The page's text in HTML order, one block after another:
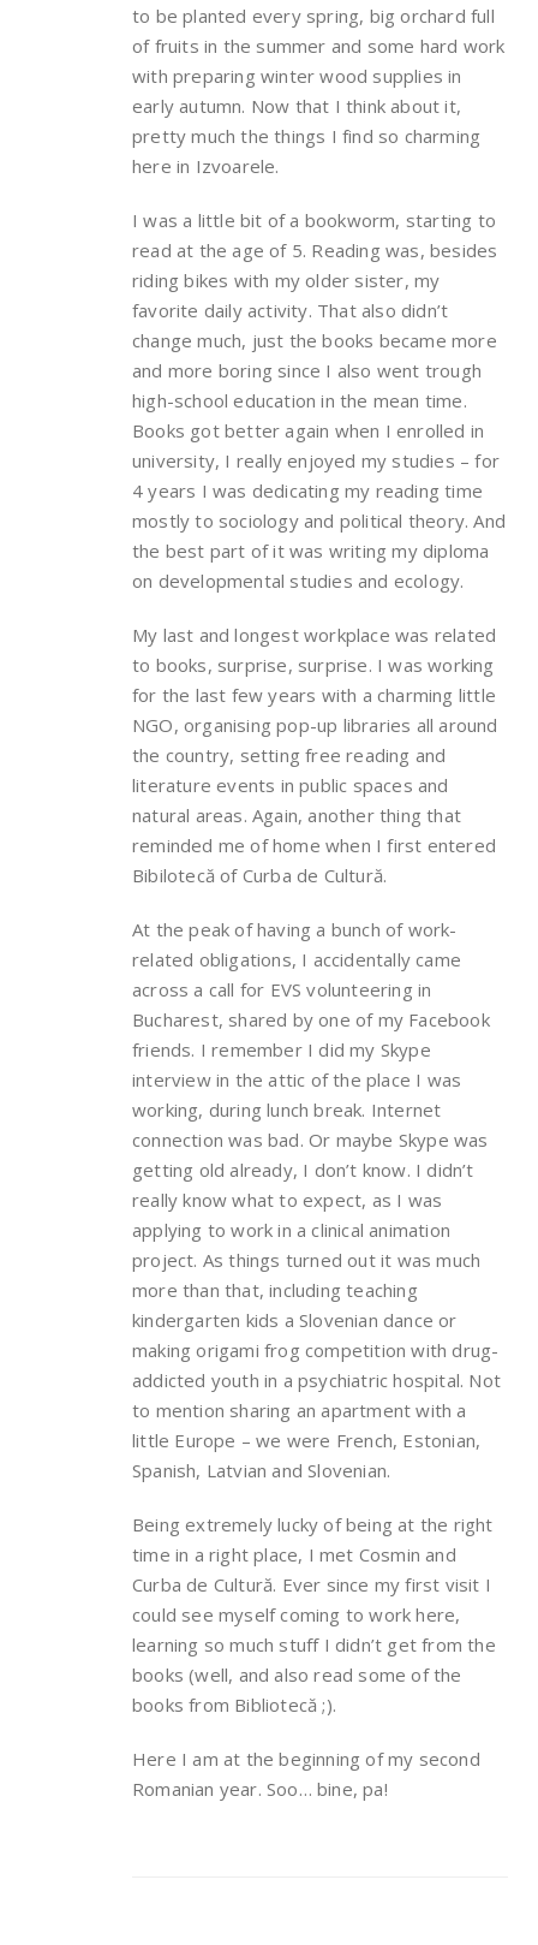
to be planted every spring, big orchard full
of fruits in the summer and some hard work
with preparing winter wood supplies in
early autumn. Now that I think about it,
pretty much the things I find so charming
here in Izvoarele.
I was a little bit of a bookworm, starting to
read at the age of 5. Reading was, besides
riding bikes with my older sister, my
favorite daily activity. That also didn’t
change much, just the books became more
and more boring since I also went trough
high-school education in the mean time.
Books got better again when I enrolled in
university, I really enjoyed my studies – for
4 years I was dedicating my reading time
mostly to sociology and political theory. And
the best part of it was writing my diploma
on developmental studies and ecology.
My last and longest workplace was related
to books, surprise, surprise. I was working
for the last few years with a charming little
NGO, organising pop-up libraries all around
the country, setting free reading and
literature events in public spaces and
natural areas. Again, another thing that
reminded me of home when I first entered
Bibilotecă of Curba de Cultură.
At the peak of having a bunch of work-
related obligations, I accidentally came
across a call for EVS volunteering in
Bucharest, shared by one of my Facebook
friends. I remember I did my Skype
interview in the attic of the place I was
working, during lunch break. Internet
connection was bad. Or maybe Skype was
getting old already, I don’t know. I didn’t
really know what to expect, as I was
applying to work in a clinical animation
project. As things turned out it was much
more than that, including teaching
kindergarten kids a Slovenian dance or
making origami frog competition with drug-
addicted youth in a psychiatric hospital. Not
to mention sharing an apartment with a
little Europe – we were French, Estonian,
Spanish, Latvian and Slovenian.
Being extremely lucky of being at the right
time in a right place, I met Cosmin and
Curba de Cultură. Ever since my first visit I
could see myself coming to work here,
learning so much stuff I didn’t get from the
books (well, and also read some of the
books from Bibliotecă ;).
Here I am at the beginning of my second
Romanian year. Soo… bine, pa!